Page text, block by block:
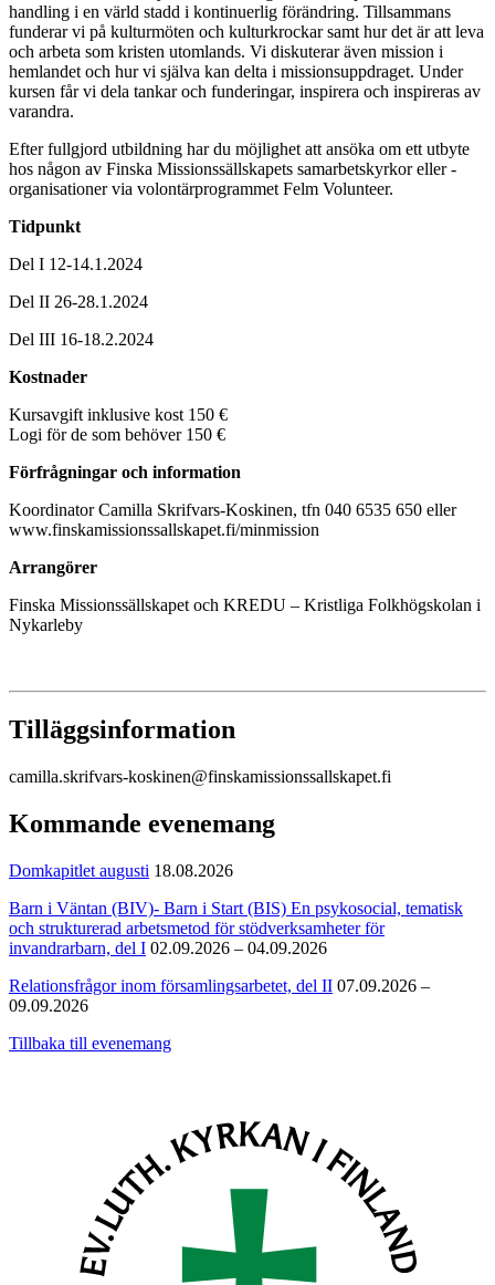
handling i en värld stadd i kontinuerlig förändring. Tillsammans
funderar vi på kulturmöten och kulturkrockar samt hur det är att leva
och arbeta som kristen utomlands. Vi diskuterar även mission i
hemlandet och hur vi själva kan delta i missionsuppdraget. Under
kursen får vi dela tankar och funderingar, inspirera och inspireras av
varandra.
Efter fullgjord utbildning har du möjlighet att ansöka om ett utbyte
hos någon av Finska Missionssällskapets samarbetskyrkor eller -
organisationer via volontärprogrammet Felm Volunteer.
Tidpunkt
Del I 12-14.1.2024
Del II 26-28.1.2024
Del III 16-18.2.2024
Kostnader
Kursavgift inklusive kost 150 €
Logi för de som behöver 150 €
Förfrågningar och information
Koordinator Camilla Skrifvars-Koskinen, tfn 040 6535 650 eller
www.finskamissionssallskapet.fi/minmission
Arrangörer
Finska Missionssällskapet och KREDU – Kristliga Folkhögskolan i
Nykarleby
Tilläggsinformation
camilla.skrifvars-koskinen@finskamissionssallskapet.fi
Kommande evenemang
Domkapitlet augusti 18.08.2026
Barn i Väntan (BIV)- Barn i Start (BIS) En psykosocial, tematisk
och strukturerad arbetsmetod för stödverksamheter för
invandrarbarn, del I 02.09.2026 – 04.09.2026
Relationsfrågor inom församlingsarbetet, del II 07.09.2026 –
09.09.2026
Tillbaka till evenemang